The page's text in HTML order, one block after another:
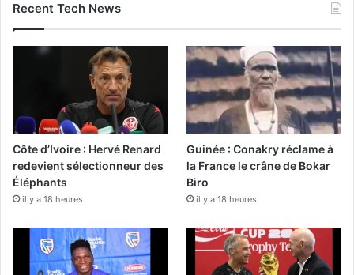
Recent Tech News
Côte d’Ivoire : Hervé Renard
redevient sélectionneur des
Éléphants
il y a 18 heures
Guinée : Conakry réclame à
la France le crâne de Bokar
Biro
il y a 18 heures